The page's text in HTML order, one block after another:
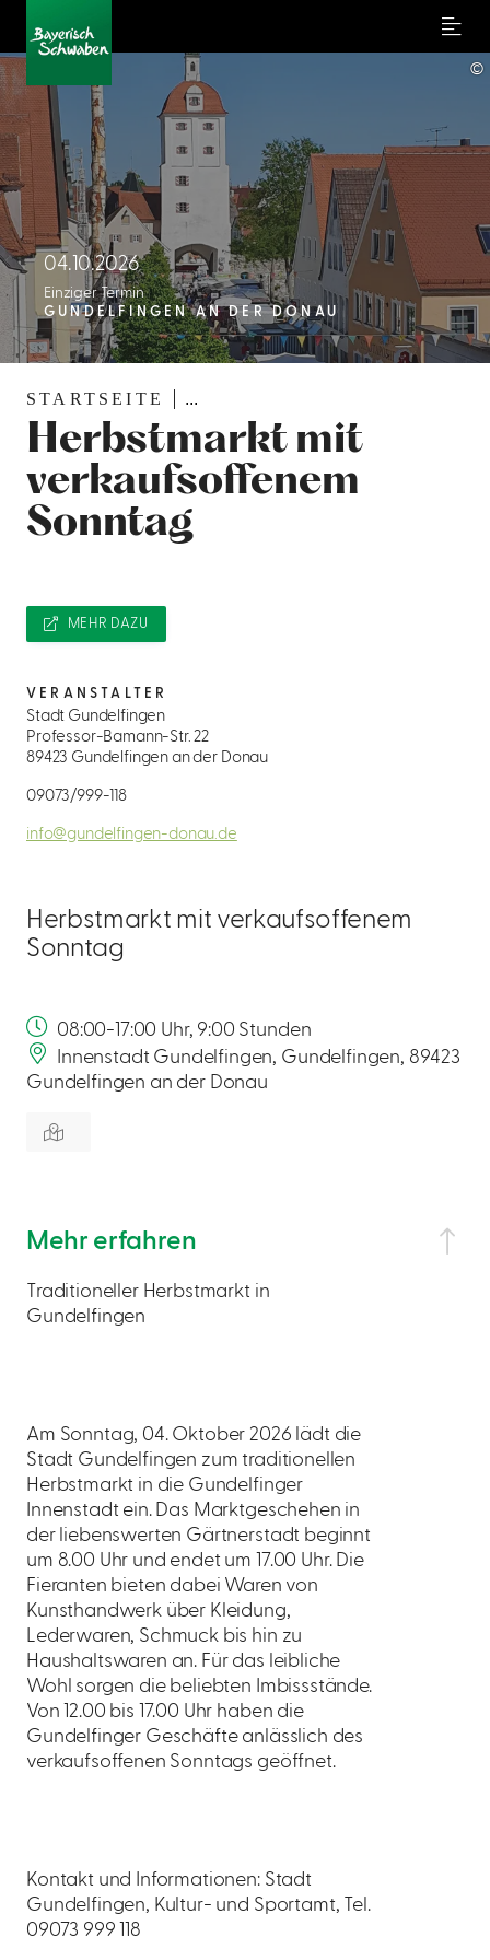
Menu
STARTSEITE ...
Herbstmarkt mit
verkaufsoffenem
Sonntag
04.10.2026
Einziger Termin
GUNDELFINGEN AN DER DONAU
©
Herbstmarkt mit verkaufsoffenem
Sonntag
08:00-17:00 Uhr, 9:00 Stunden
Innenstadt Gundelfingen, Gundelfingen, 89423
Gundelfingen an der Donau
Mehr erfahren
Traditioneller Herbstmarkt in
Gundelfingen
Am Sonntag, 04. Oktober 2026 lädt die
Stadt Gundelfingen zum traditionellen
Herbstmarkt in die Gundelfinger
Innenstadt ein. Das Marktgeschehen in
der liebenswerten Gärtnerstadt beginnt
um 8.00 Uhr und endet um 17.00 Uhr. Die
Fieranten bieten dabei Waren von
Kunsthandwerk über Kleidung,
Lederwaren, Schmuck bis hin zu
Haushaltswaren an. Für das leibliche
Wohl sorgen die beliebten Imbissstände.
Von 12.00 bis 17.00 Uhr haben die
Gundelfinger Geschäfte anlässlich des
verkaufsoffenen Sonntags geöffnet.
Kontakt und Informationen: Stadt
Gundelfingen, Kultur- und Sportamt, Tel.
09073 999 118
MEHR DAZU
VERANSTALTER
Stadt Gundelfingen
Professor-Bamann-Str. 22
89423 Gundelfingen an der Donau
09073/999-118
info@gundelfingen-donau.de